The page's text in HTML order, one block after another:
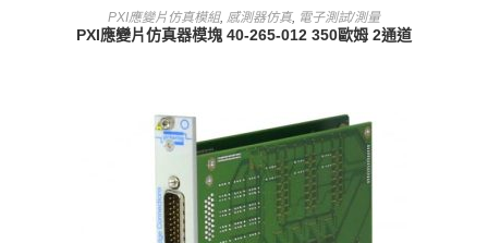
查看內容
PXI應變片仿真模組, 感測器仿真, 電子測試/測量
PXI應變片仿真器模塊 40-265-012 350歐姆 2通道